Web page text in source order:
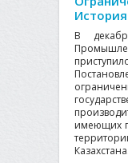
В
имеющих
Казахстана.